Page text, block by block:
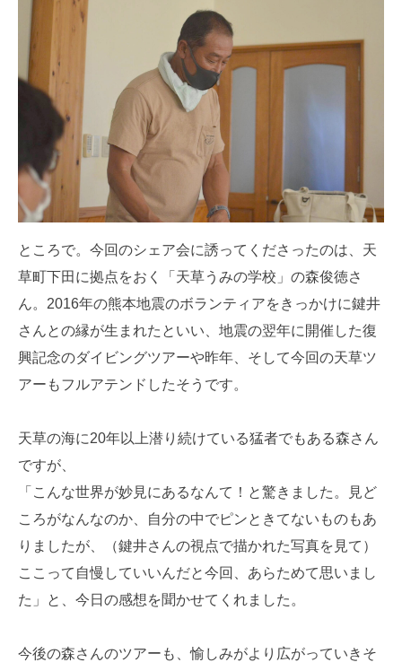
ところで。今回のシェア会に誘ってくださったのは、天
草町下田に拠点をおく「天草うみの学校」の森俊徳さ
ん。2016年の熊本地震のボランティアをきっかけに鍵井
さんとの縁が生まれたといい、地震の翌年に開催した復
興記念のダイビングツアーや昨年、そして今回の天草ツ
アーもフルアテンドしたそうです。
天草の海に20年以上潜り続けている猛者でもある森さん
ですが、
「こんな世界が妙見にあるなんて！と驚きました。見ど
ころがなんなのか、自分の中でピンときてないものもあ
りましたが、（鍵井さんの視点で描かれた写真を見て）
ここって自慢していいんだと今回、あらためて思いまし
た」と、今日の感想を聞かせてくれました。
今後の森さんのツアーも、愉しみがより広がっていきそ